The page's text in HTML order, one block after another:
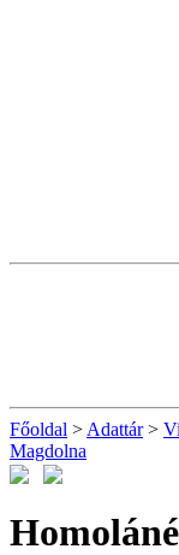
Főoldal > Adattár>
Magdolna